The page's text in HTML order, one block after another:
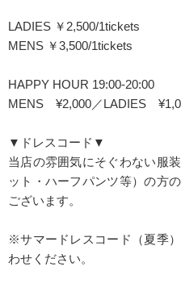
LADIES ￥2,500/1tickets
MENS ￥3,500/1tickets
HAPPY HOUR 19:00-20:00
MENS ¥2,000／LADIES
▼ドレスコード▼
当店の雰囲気にそぐわない服
ット・ハーフパンツ等）の方
ございます。
※サマードレスコード（夏季
わせください。